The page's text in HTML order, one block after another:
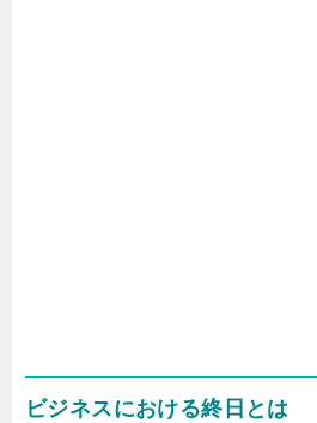
ビジネスにおける終日とは